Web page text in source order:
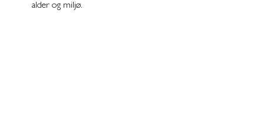
alder og miljø.